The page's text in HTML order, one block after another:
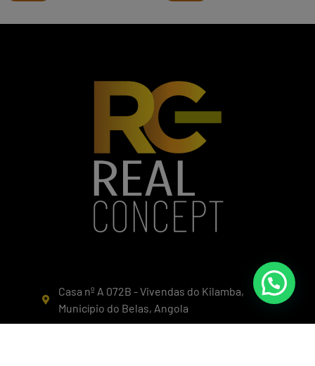
Casa nº A 072B - Vivendas do Kilamba,
Município do Belas, Angola